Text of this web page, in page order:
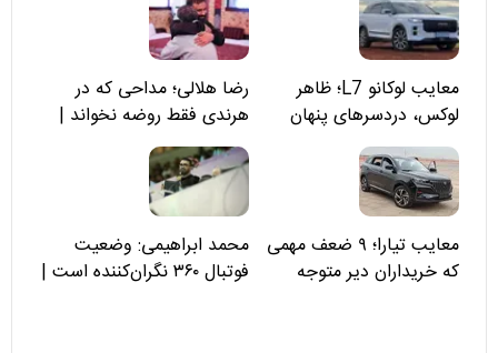
معایب لوکانو L7؛ ظاهر
لوکس، دردسرهای پنهان
رضا هلالی؛ مداحی که در
هرندی فقط روضه نخواند |
مسئولان «تکیه‌گاه آقا مرتضی
علی(ع)» را جدی‌تر ببینند
معایب تیارا؛ ۹ ضعف مهمی
که خریداران دیر متوجه
محمد ابراهیمی: وضعیت
فوتبال ۳۶۰ نگران‌کننده است |